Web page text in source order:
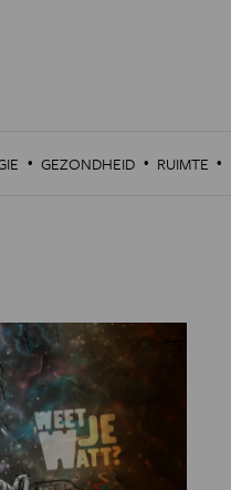
· GEZONDHEID · RUIMTE ·